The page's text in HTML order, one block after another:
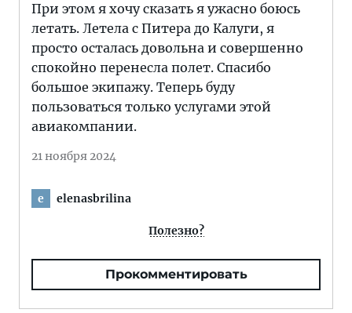
При этом я хочу сказать я ужасно боюсь
летать. Летела с Питера до Калуги, я
просто осталась довольна и совершенно
спокойно перенесла полет. Спасибо
большое экипажу. Теперь буду
пользоваться только услугами этой
авиакомпании.
21 ноября 2024
e elenasbrilina
Полезно?
Прокомментировать